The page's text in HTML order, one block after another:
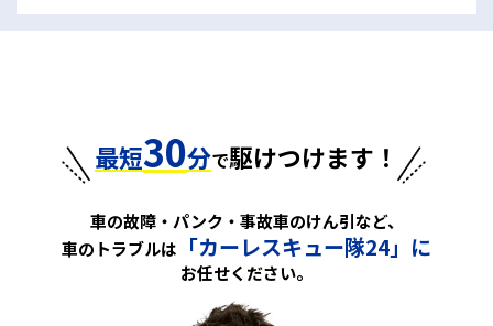
最短30分で駆けつけます！
車の故障・パンク・事故車のけん引など、
車のトラブルは
「カーレスキュー隊24」に
お任せください。